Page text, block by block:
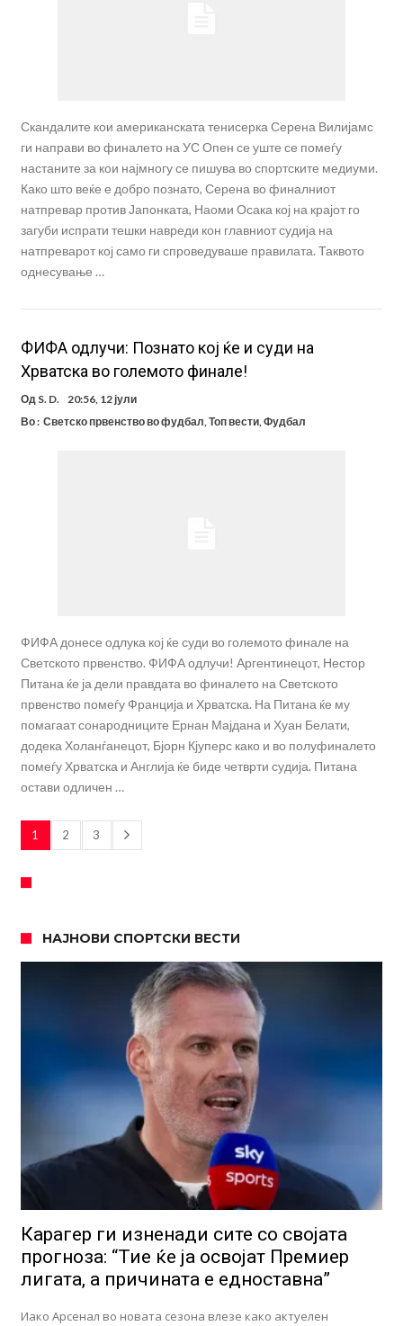
Скандалите кои американската тенисерка Серена Вилијамс
ги направи во финалето на УС Опен се уште се помеѓу
настаните за кои најмногу се пишува во спортските медиуми.
Како што веќе е добро познато, Серена во финалниот
натпревар против Јапонката, Наоми Осака кој на крајот го
загуби испрати тешки навреди кон главниот судија на
натпреварот кој само ги спроведуваше правилата. Таквото
однесување …
ФИФА одлучи: Познато кој ќе и суди на
Хрватска во големото финале!
Од S. D.
20:56, 12 јули
Во : Светско првенство во фудбал,Топ вести,Фудбал
ФИФА донесе одлука кој ќе суди во големото финале на
Светското првенство. ФИФА одлучи! Аргентинецот, Нестор
Питана ќе ја дели правдата во финалето на Светското
првенство помеѓу Франција и Хрватска. На Питана ќе му
помагаат сонародниците Ернан Мајдана и Хуан Белати,
додека Холанѓанецот, Бјорн Кјуперс како и во полуфиналето
помеѓу Хрватска и Англија ќе биде четврти судија. Питана
остави одличен …
1 2 3
НАЈНОВИ СПОРТСКИ ВЕСТИ
Карагер ги изненади сите со својата
прогноза: “Тие ќе ја освојат Премиер
лигата, а причината е едноставна”
Иако Арсенал во новата сезона влезе како актуелен